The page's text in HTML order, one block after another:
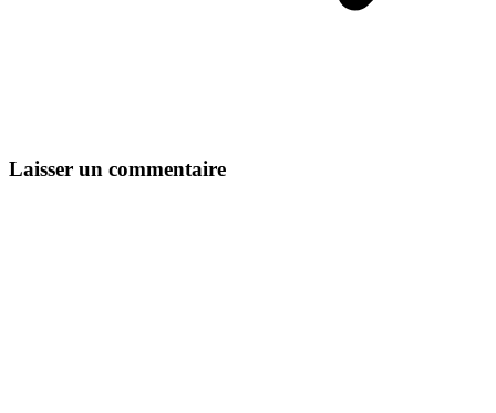
Laisser un commentaire